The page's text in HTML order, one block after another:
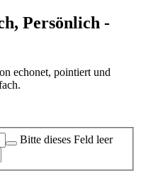
Persönlich -
echonet, pointiert und
Bitte dieses Feld leer